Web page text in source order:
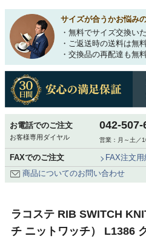
サイズが合うかお悩み
・無料でサイズ交換い
・ご返送時の送料は無
・交換品の再配達も無
お電話でのご注文
お客様専用ダイヤル
042-507-
営業：月～土
FAXでのご注文
FAX注文
商品についてのお問い合わせ
ラコステ RIB SWITCH
チ ニットワッチ） L1386